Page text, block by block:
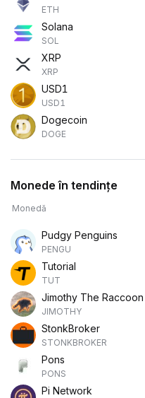
ETH
Solana
SOL
XRP
XRP
USD1
USD1
Dogecoin
DOGE
Monede în tendințe
Monedă
Pudgy Penguins
PENGU
Tutorial
TUT
Jimothy The Raccoon
JIMOTHY
StonkBroker
STONKBROKER
Pons
PONS
Pi Network